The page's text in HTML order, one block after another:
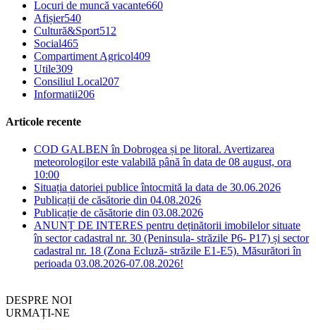
Locuri de muncă vacante660
Afișier540
Cultură&Sport512
Social465
Compartiment Agricol409
Utile309
Consiliul Local207
Informatii206
Articole recente
COD GALBEN în Dobrogea și pe litoral. Avertizarea
meteorologilor este valabilă până în data de 08 august, ora
10:00
Situația datoriei publice întocmită la data de 30.06.2026
Publicații de căsătorie din 04.08.2026
Publicație de căsătorie din 03.08.2026
ANUNȚ DE INTERES pentru deținătorii imobilelor situate
în sector cadastral nr. 30 (Peninsula- străzile P6- P17) și sector
cadastral nr. 18 (Zona Ecluză- străzile E1-E5). Măsurători în
perioada 03.08.2026-07.08.2026!
DESPRE NOI
URMAȚI-NE